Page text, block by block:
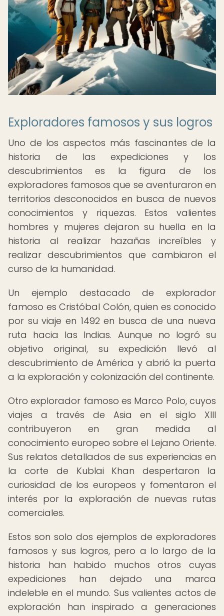
Exploradores famosos y sus logros
Uno de los aspectos más fascinantes de la
historia de las expediciones y los
descubrimientos es la figura de los
exploradores famosos que se aventuraron en
territorios desconocidos en busca de nuevos
conocimientos y riquezas. Estos valientes
hombres y mujeres dejaron su huella en la
historia al realizar hazañas increíbles y
realizar descubrimientos que cambiaron el
curso de la humanidad.
Un ejemplo destacado de explorador
famoso es Cristóbal Colón, quien es conocido
por su viaje en 1492 en busca de una nueva
ruta hacia las Indias. Aunque no logró su
objetivo original, su expedición llevó al
descubrimiento de América y abrió la puerta
a la exploración y colonización del continente.
Otro explorador famoso es Marco Polo, cuyos
viajes a través de Asia en el siglo XIII
contribuyeron en gran medida al
conocimiento europeo sobre el Lejano Oriente.
Sus relatos detallados de sus experiencias en
la corte de Kublai Khan despertaron la
curiosidad de los europeos y fomentaron el
interés por la exploración de nuevas rutas
comerciales.
Estos son solo dos ejemplos de exploradores
famosos y sus logros, pero a lo largo de la
historia han habido muchos otros cuyas
expediciones han dejado una marca
indeleble en el mundo. Sus valientes actos de
exploración han inspirado a generaciones